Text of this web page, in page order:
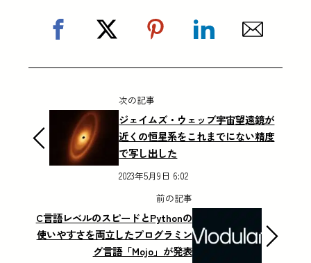
次の記事
ジェイムズ・ウェッブ宇宙望遠鏡が
近くの恒星系をこれまでにない精度
で写し出した
2023年5月9日 6:02
前の記事
C言語レベルのスピードとPythonの
使いやすさを両立したプログラミン
グ言語「Mojo」が発表